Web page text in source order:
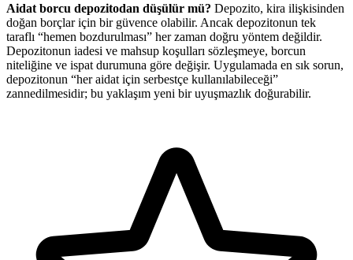
Aidat borcu depozitodan düşülür mü? Depozito, kira ilişkisinden
doğan borçlar için bir güvence olabilir. Ancak depozitonun tek
taraflı “hemen bozdurulması” her zaman doğru yöntem değildir.
Depozitonun iadesi ve mahsup koşulları sözleşmeye, borcun
niteliğine ve ispat durumuna göre değişir. Uygulamada en sık sorun,
depozitonun “her aidat için serbestçe kullanılabileceği”
zannedilmesidir; bu yaklaşım yeni bir uyuşmazlık doğurabilir.